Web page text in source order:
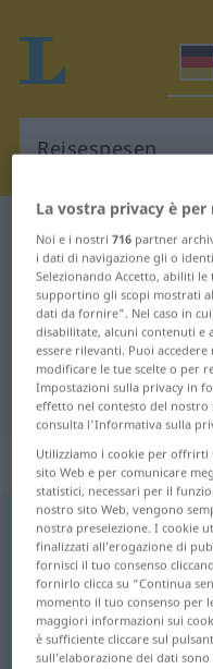
Dizionario
Traduzione
per
Portoghese
Reisespesen <pl>
Panoramica di tutte
(Fai clic sulla/Tocca
despesas de viagem
La vostra privacy è
Noi e i nostri716 partner
i dati di navigazione gli o
Selezionando Accetto, abiliti
supportino gli scopi mostrati
dati da fornire". Nel caso in
disabilitate, alcuni contenuti e
essere rilevanti. Puoi
modificare le tue scelte o per
Impostazioni sulla privacy in
effetto nel contesto del
consulta l'Informativa sulla
Utilizziamo i cookie per offrirti
sito Web e per comunicare
statistici, necessari per il
nostro sito Web, vengono
nostra preselezione. I cookie
finalizzati all’erogazione di
fornisci il tuo consenso
fornirlo clicca su “Continua
momento il tuo consenso per
maggiori informazioni sui
è sufficiente cliccare sul
sull’elaborazione dei dati